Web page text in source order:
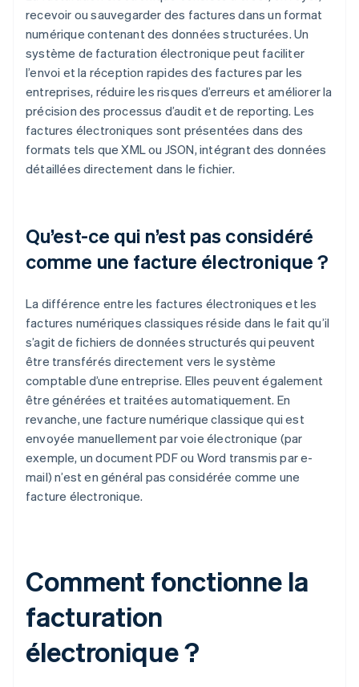
recevoir ou sauvegarder des factures dans un format
numérique contenant des données structurées. Un
système de facturation électronique peut faciliter
l’envoi et la réception rapides des factures par les
entreprises, réduire les risques d’erreurs et améliorer la
précision des processus d’audit et de reporting. Les
factures électroniques sont présentées dans des
formats tels que XML ou JSON, intégrant des données
détaillées directement dans le fichier.
Qu’est-ce qui n’est pas considéré
comme une facture électronique ?
La différence entre les factures électroniques et les
factures numériques classiques réside dans le fait qu’il
s’agit de fichiers de données structurés qui peuvent
être transférés directement vers le système
comptable d’une entreprise. Elles peuvent également
être générées et traitées automatiquement. En
revanche, une facture numérique classique qui est
envoyée manuellement par voie électronique (par
exemple, un document PDF ou Word transmis par e-
mail) n’est en général pas considérée comme une
facture électronique.
Comment fonctionne la
facturation
électronique ?